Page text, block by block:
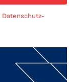
Datenschutz-